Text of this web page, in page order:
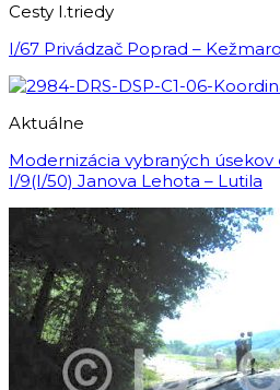
Cesty I.triedy
I/67 Privádzač Poprad –
Aktuálne
Modernizácia vybraných úsekov
I/9(I/50) Janova Lehota – Lutila